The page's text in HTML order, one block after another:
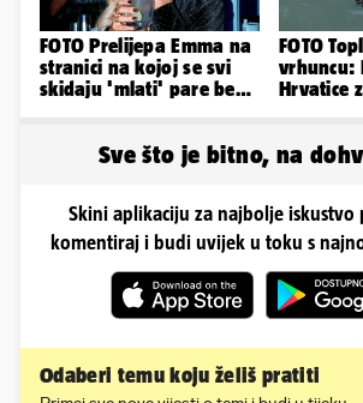
FOTO Prelijepa Emma na
stranici na kojoj se svi
skidaju 'mlati' pare bez
FOTO
vrhuncu:
Hrvatice
Sve što je bitno, na
Skini aplikaciju za najbolje iskustvo
komentiraj i budi uvijek u toku s
Odaberi temu koju želiš pratiti